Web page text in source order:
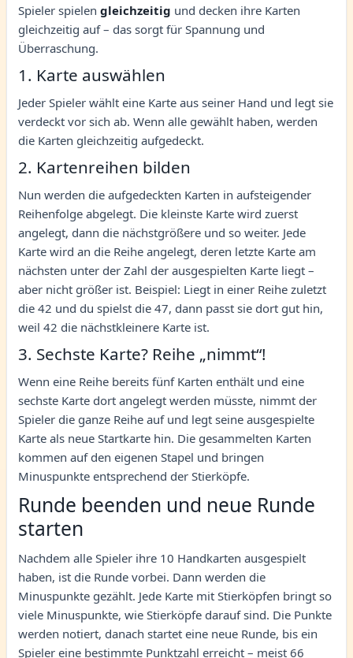
Spieler spielen gleichzeitig und decken ihre Karten
gleichzeitig auf – das sorgt für Spannung und
Überraschung.
1. Karte auswählen
Jeder Spieler wählt eine Karte aus seiner Hand und legt sie
verdeckt vor sich ab. Wenn alle gewählt haben, werden
die Karten gleichzeitig aufgedeckt.
2. Kartenreihen bilden
Nun werden die aufgedeckten Karten in aufsteigender
Reihenfolge abgelegt. Die kleinste Karte wird zuerst
angelegt, dann die nächstgrößere und so weiter. Jede
Karte wird an die Reihe angelegt, deren letzte Karte am
nächsten unter der Zahl der ausgespielten Karte liegt –
aber nicht größer ist. Beispiel: Liegt in einer Reihe zuletzt
die 42 und du spielst die 47, dann passt sie dort gut hin,
weil 42 die nächstkleinere Karte ist.
3. Sechste Karte? Reihe „nimmt“!
Wenn eine Reihe bereits fünf Karten enthält und eine
sechste Karte dort angelegt werden müsste, nimmt der
Spieler die ganze Reihe auf und legt seine ausgespielte
Karte als neue Startkarte hin. Die gesammelten Karten
kommen auf den eigenen Stapel und bringen
Minuspunkte entsprechend der Stierköpfe.
Runde beenden und neue Runde
starten
Nachdem alle Spieler ihre 10 Handkarten ausgespielt
haben, ist die Runde vorbei. Dann werden die
Minuspunkte gezählt. Jede Karte mit Stierköpfen bringt so
viele Minuspunkte, wie Stierköpfe darauf sind. Die Punkte
werden notiert, danach startet eine neue Runde, bis ein
Spieler eine bestimmte Punktzahl erreicht – meist 66